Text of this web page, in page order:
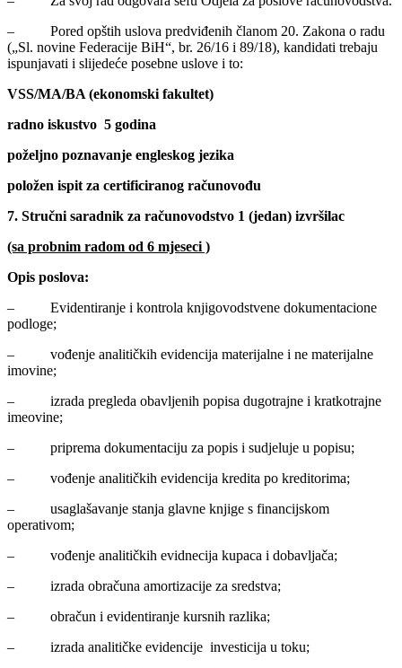
– Pored opštih uslova predviđenih članom 20. Zakona o radu
(„Sl. novine Federacije BiH“, br. 26/16 i 89/18), kandidati trebaju
ispunjavati i slijedeće posebne uslove i to:
VSS/MA/BA (ekonomski fakultet)
radno iskustvo 5 godina
poželjno poznavanje engleskog jezika
položen ispit za certificiranog računovođu
7. Stručni saradnik za računovodstvo 1 (jedan) izvršilac
(sa probnim radom od 6 mjeseci )
Opis poslova:
– Evidentiranje i kontrola knjigovodstvene dokumentacione
podloge;
– vođenje analitičkih evidencija materijalne i ne materijalne
imovine;
– izrada pregleda obavljenih popisa dugotrajne i kratkotrajne
imeovine;
– priprema dokumentaciju za popis i sudjeluje u popisu;
– vođenje analitičkih evidencija kredita po kreditorima;
– usaglašavanje stanja glavne knjige s financijskom
operativom;
– vođenje analitičkih evidnecija kupaca i dobavljača;
– izrada obračuna amortizacije za sredstva;
– obračun i evidentiranje kursnih razlika;
– izrada analitičke evidencije investicija u toku;